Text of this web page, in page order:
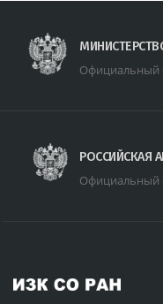
Официальный
РОССИЙСКАЯ
Официальный